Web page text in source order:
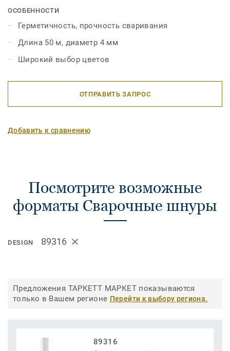
ОСОБЕННОСТИ
Герметичность, прочность сваривания
Длина 50 м, диаметр 4 мм
Широкий выбор цветов
ОТПРАВИТЬ ЗАПРОС
Добавить к сравнению
Посмотрите возможные
форматы Сварочные шнуры
DESIGN 89316
Предложения ТАРКЕТТ МАРКЕТ показываются
только в Вашем регионе Перейти к выбору региона.
89316